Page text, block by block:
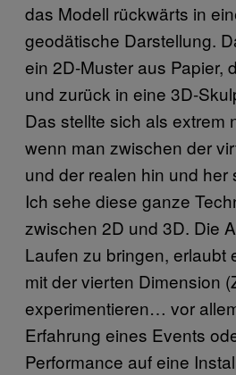
das Modell rückwärts in
geodätische Darstellung.
ein 2D-Muster aus Papier,
und zurück in eine 3D-
Das stellte sich als extrem
wenn man zwischen der
und der realen hin und her
Ich sehe diese ganze
zwischen 2D und 3D. Die
Laufen zu bringen, erlaubt
mit der vierten Dimension
experimentieren… vor
Erfahrung eines Events
Performance auf eine